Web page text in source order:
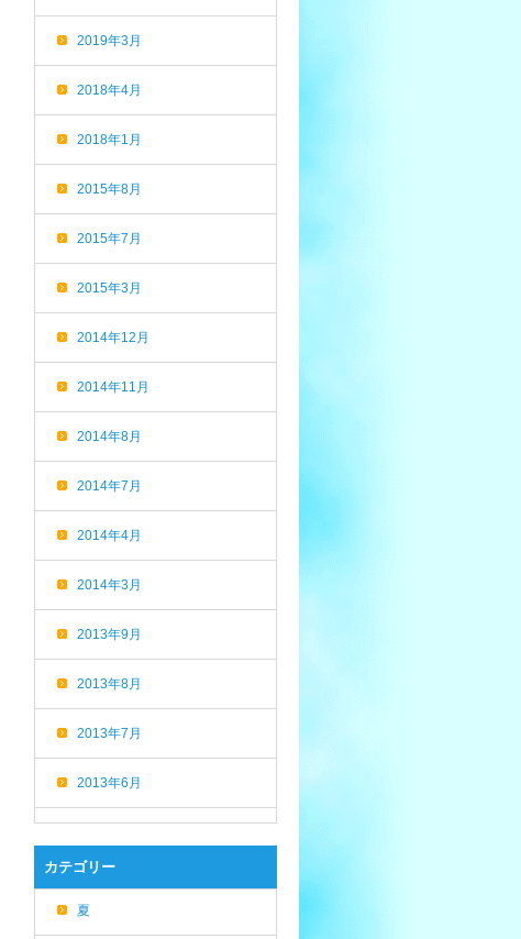
2019年3月
2018年4月
2018年1月
2015年8月
2015年7月
2015年3月
2014年12月
2014年11月
2014年8月
2014年7月
2014年4月
2014年3月
2013年9月
2013年8月
2013年7月
2013年6月
カテゴリー
夏